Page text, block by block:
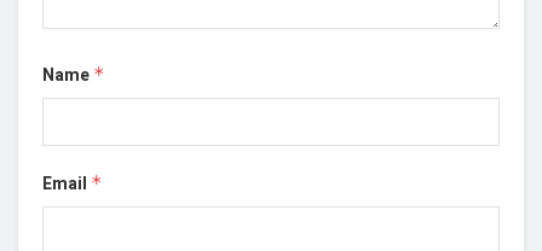
Name *
Email *